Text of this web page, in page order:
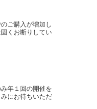
ご購入が増加し
くお断りしてい
年１回の開催を
にお待ちいただ